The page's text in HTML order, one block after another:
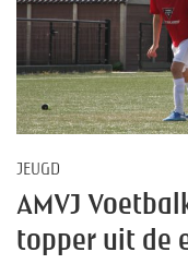
JEUGD
AMVJ
topper uit de